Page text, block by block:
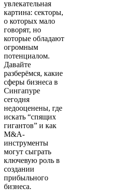
увлекательная
картина: секторы,
о которых мало
говорят, но
которые обладают
огромным
потенциалом.
Давайте
разберёмся, какие
сферы бизнеса в
Сингапуре
сегодня
недооценены, где
искать “спящих
гигантов” и как
M&A-
инструменты
могут сыграть
ключевую роль в
создании
прибыльного
бизнеса.